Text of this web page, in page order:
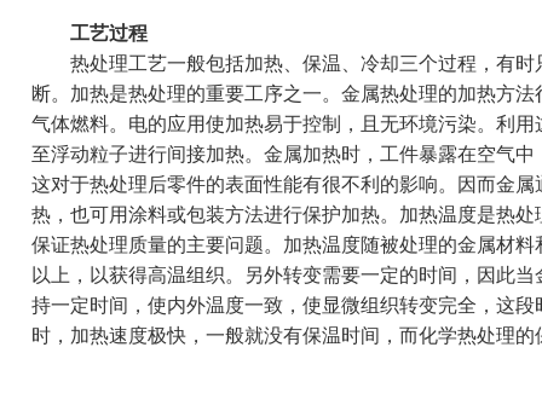
工艺过程
热处理工艺一般包括加热、保温、冷却三个过程，有时
断。加热是热处理的重要工序之一。金属热处理的加热方
气体燃料。电的应用使加热易于控制，且无环境污染。利
至浮动粒子进行间接加热。金属加热时，工件暴露在空气
这对于热处理后零件的表面性能有很不利的影响。因而金
热，也可用涂料或包装方法进行保护加热。加热温度是热
保证热处理质量的主要问题。加热温度随被处理的金属材
以上，以获得高温组织。另外转变需要一定的时间，因此
持一定时间，使内外温度一致，使显微组织转变完全，这
时，加热速度极快，一般就没有保温时间，而化学热处理